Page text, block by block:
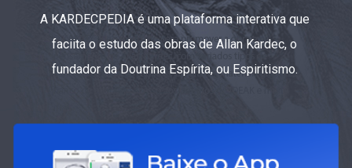
A KARDECPEDIA é uma plataforma interativa que
faciita o estudo das obras de Allan Kardec, o
fundador da Doutrina Espírita, ou Espiritismo.